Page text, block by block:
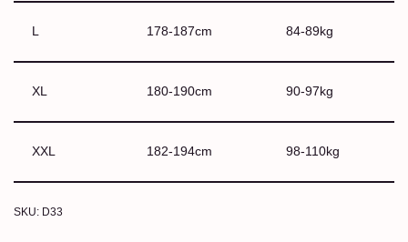
L 178-187cm 84-89kg
XL 180-190cm 90-97kg
XXL 182-194cm 98-110kg
SKU: D33